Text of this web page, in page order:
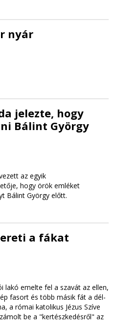
nyár
jelezte, hogy
Bálint György
az egyik
hogy örök emléket
Bálint György előtt.
a fákat
lakó emelte fel a szavát az ellen,
fasort és több másik fát a dél-
a római katolikus Jézus Szíve
be a "kertészkedésről" az